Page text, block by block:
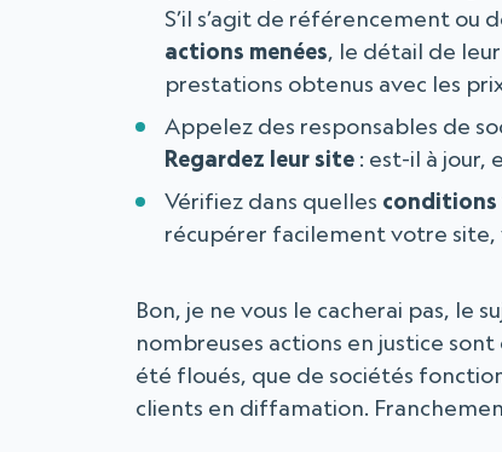
S’il s’agit de référencement ou
actions menées, le détail de
prestations obtenus avec les
Appelez des responsables de
Regardez leur site : est-il à jour,
Vérifiez dans quelles conditions
récupérer facilement votre
Bon, je ne vous le cacherai pas, le
nombreuses actions en justice
été floués, que de sociétés
clients en diffamation.